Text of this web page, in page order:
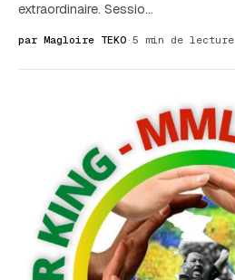
extraordinaire. Sessio…
par Magloire TEKO · 5 min de lecture